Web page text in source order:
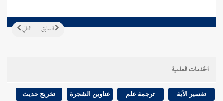
التالي السابق
الخدمات العلمية
تفسير الآية ترجمة علم عناوين الشجرة تخريج حديث